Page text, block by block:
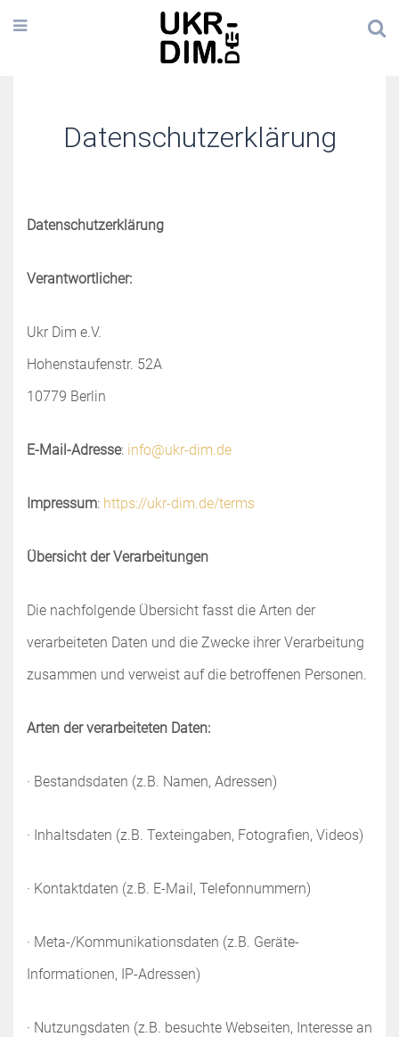
Datenschutzerklärung
Datenschutzerklärung
Verantwortlicher:
Ukr Dim e.V.
Hohenstaufenstr. 52A
10779 Berlin
E-Mail-Adresse: info@ukr-dim.de
Impressum: https://ukr-dim.de/terms
Übersicht der Verarbeitungen
Die nachfolgende Übersicht fasst die Arten der
verarbeiteten Daten und die Zwecke ihrer Verarbeitung
zusammen und verweist auf die betroffenen Personen.
Arten der verarbeiteten Daten:
· Bestandsdaten (z.B. Namen, Adressen)
· Inhaltsdaten (z.B. Texteingaben, Fotografien, Videos)
· Kontaktdaten (z.B. E-Mail, Telefonnummern)
· Meta-/Kommunikationsdaten (z.B. Geräte-
Informationen, IP-Adressen)
· Nutzungsdaten (z.B. besuchte Webseiten, Interesse an